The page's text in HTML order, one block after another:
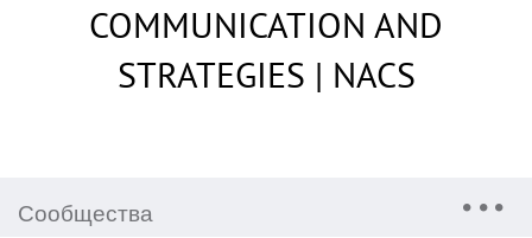
COMMUNICATION AND
STRATEGIES | NACS
Сообщества